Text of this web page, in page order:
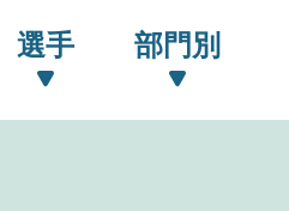
選手 部門別